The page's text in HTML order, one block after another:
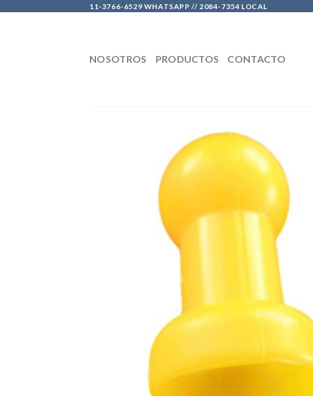
11-3766-6529 WHATSAPP // 2084-7354 LOCAL
NOSOTROS PRODUCTOS CONTACTO